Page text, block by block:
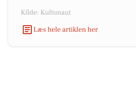
Kilde: Kultunaut
Læs hele artiklen her